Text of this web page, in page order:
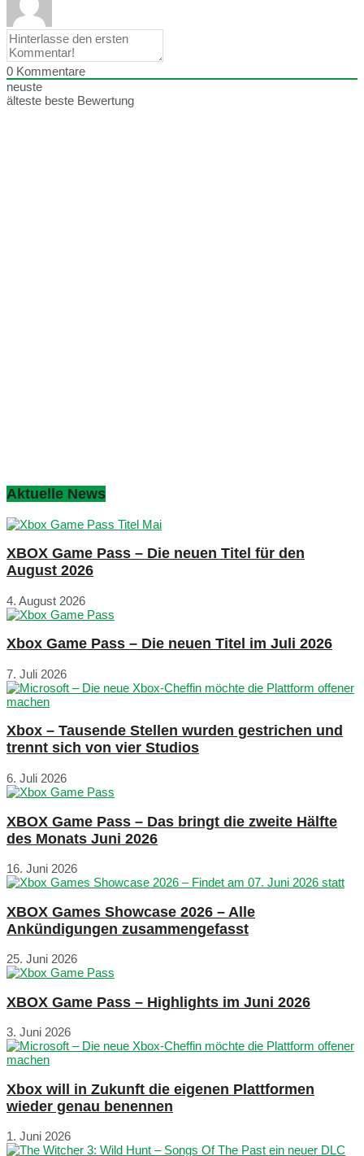
0 Kommentare
neuste
älteste beste Bewertung
Aktuelle News
XBOX Game Pass – Die neuen Titel für den
August 2026
4. August 2026
Xbox Game Pass – Die neuen Titel im Juli 2026
7. Juli 2026
Xbox – Tausende Stellen wurden gestrichen und
trennt sich von vier Studios
6. Juli 2026
XBOX Game Pass – Das bringt die zweite Hälfte
des Monats Juni 2026
16. Juni 2026
XBOX Games Showcase 2026 – Alle
Ankündigungen zusammengefasst
25. Juni 2026
XBOX Game Pass – Highlights im Juni 2026
3. Juni 2026
Xbox will in Zukunft die eigenen Plattformen
wieder genau benennen
1. Juni 2026